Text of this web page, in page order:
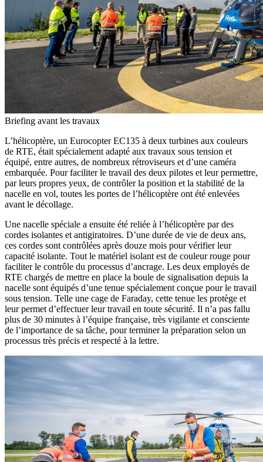
Briefing avant les travaux
L’hélicoptère, un Eurocopter EC135 à deux turbines aux couleurs
de RTE, était spécialement adapté aux travaux sous tension et
équipé, entre autres, de nombreux rétroviseurs et d’une caméra
embarquée. Pour faciliter le travail des deux pilotes et leur permettre,
par leurs propres yeux, de contrôler la position et la stabilité de la
nacelle en vol, toutes les portes de l’hélicoptère ont été enlevées
avant le décollage.
Une nacelle spéciale a ensuite été reliée à l’hélicoptère par des
cordes isolantes et antigiratoires. D’une durée de vie de deux ans,
ces cordes sont contrôlées après douze mois pour vérifier leur
capacité isolante. Tout le matériel isolant est de couleur rouge pour
faciliter le contrôle du processus d’ancrage. Les deux employés de
RTE chargés de mettre en place la boule de signalisation depuis la
nacelle sont équipés d’une tenue spécialement conçue pour le travail
sous tension. Telle une cage de Faraday, cette tenue les protège et
leur permet d’effectuer leur travail en toute sécurité. Il n’a pas fallu
plus de 30 minutes à l’équipe française, très vigilante et consciente
de l’importance de sa tâche, pour terminer la préparation selon un
processus très précis et respecté à la lettre.